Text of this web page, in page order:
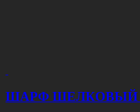
ШАРФ ШЕЛКОВЫЙ